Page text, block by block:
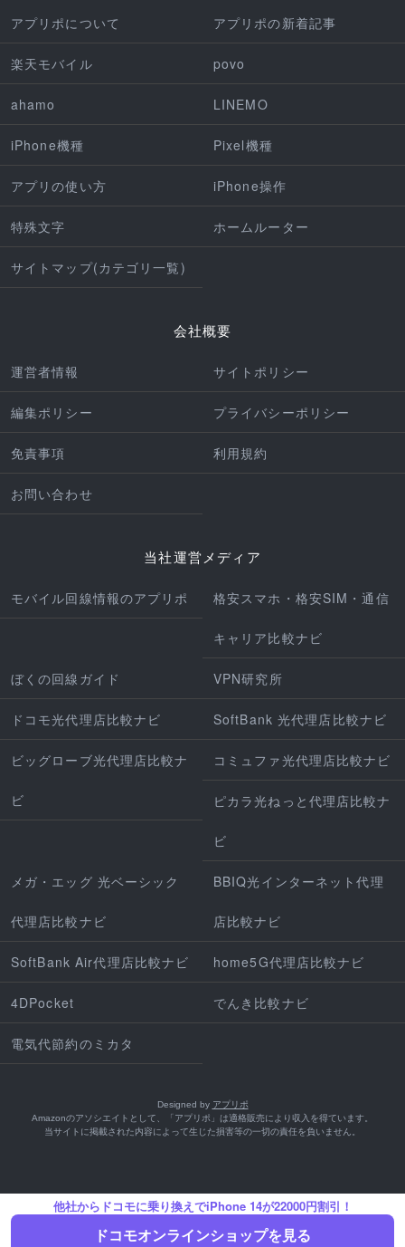
アプリポについて アプリポの新着記事
楽天モバイル povo
ahamo LINEMO
iPhone機種 Pixel機種
アプリの使い方 iPhone操作
特殊文字 ホームルーター
サイトマップ(カテゴリ一覧)
会社概要
運営者情報 サイトポリシー
編集ポリシー プライバシーポリシー
免責事項 利用規約
お問い合わせ
当社運営メディア
モバイル回線情報のアプリポ 格安スマホ・格安SIM・通信
キャリア比較ナビ
ぼくの回線ガイド VPN研究所
ドコモ光代理店比較ナビ SoftBank 光代理店比較ナビ
ビッグローブ光代理店比較ナ
ビ
コミュファ光代理店比較ナビ
ピカラ光ねっと代理店比較ナ
ビ
メガ・エッグ 光ベーシック
代理店比較ナビ
BBIQ光インターネット代理
店比較ナビ
SoftBank Air代理店比較ナビ home5G代理店比較ナビ
4DPocket でんき比較ナビ
電気代節約のミカタ
Designed by アプリポ
Amazonのアソシエイトとして、「アプリポ」は適格販売により収入を得ています。
当サイトに掲載された内容によって生じた損害等の一切の責任を負いません。
他社からドコモに乗り換えでiPhone 14が22000円割引！
ドコモオンラインショップを見る